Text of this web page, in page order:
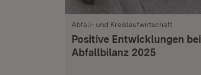
Abfall- und Kreislaufwirtschaft
Positive Entwicklungen bei
Abfallbilanz 2025